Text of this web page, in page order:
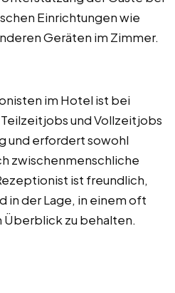
Einrichtungen wie
Geräten im Zimmer.
im Hotel ist bei
und Vollzeitjobs
und erfordert sowohl
zwischenmenschliche
ist freundlich,
in der Lage, in einem oft
zu behalten.